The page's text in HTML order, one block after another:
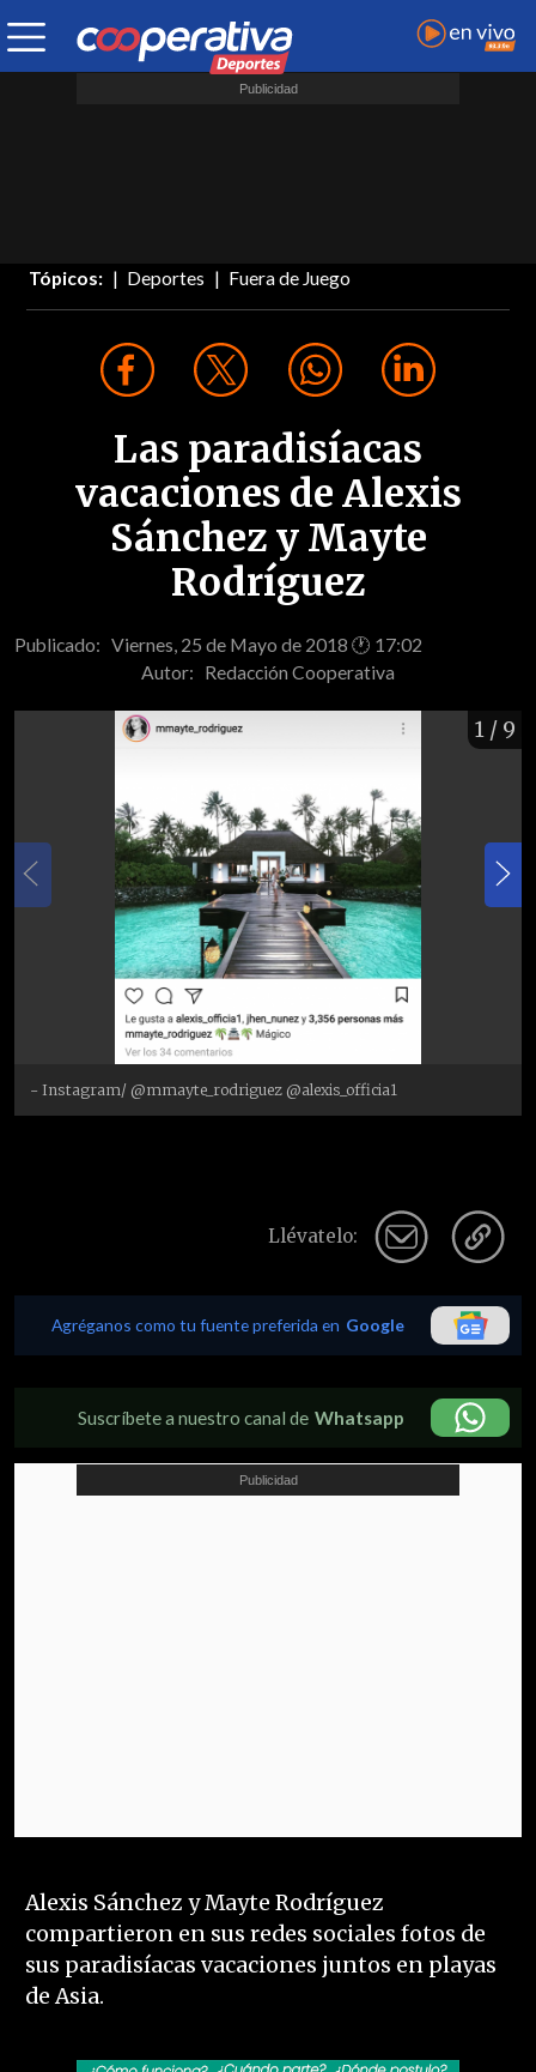
Tópicos: Deportes Fuera de Juego
Las paradisíacas
vacaciones de Alexis
Sánchez y Mayte
Rodríguez
Publicado: Viernes, 25 de Mayo de 2018 🕐 17:02
Autor: Redacción Cooperativa
1 / 9
- Instagram/ @mmayte_rodriguez @alexis_officia1
Llévatelo:
Agréganos como tu fuente preferida en Google
Suscríbete a nuestro canal de Whatsapp
Alexis Sánchez y Mayte Rodríguez
compartieron en sus redes sociales fotos de
sus paradisíacas vacaciones juntos en playas
de Asia.